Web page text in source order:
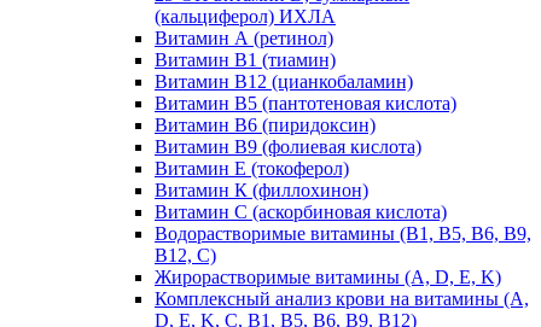
(кальциферол) ИХЛА
Витамин А (ретинол)
Витамин В1 (тиамин)
Витамин В12 (цианкобаламин)
Витамин В5 (пантотеновая кислота)
Витамин В6 (пиридоксин)
Витамин В9 (фолиевая кислота)
Витамин Е (токоферол)
Витамин К (филлохинон)
Витамин С (аскорбиновая кислота)
Водорастворимые витамины (B1, B5, B6, В9,
В12, С)
Жирорастворимые витамины (A, D, E, K)
Комплексный анализ крови на витамины (A,
D, E, K, C, B1, B5, B6, В9, B12)